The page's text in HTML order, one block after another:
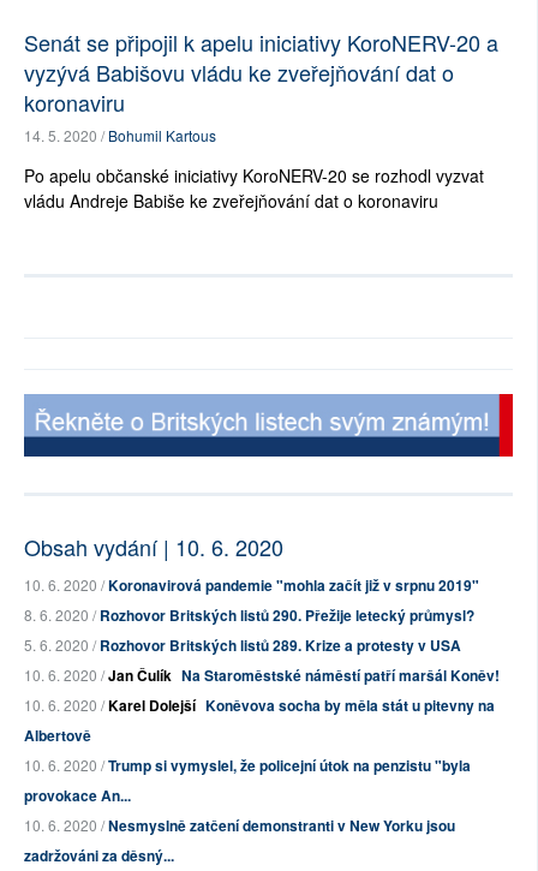
Senát se připojil k apelu iniciativy KoroNERV-20 a
vyzývá Babišovu vládu ke zveřejňování dat o
koronaviru
14. 5. 2020 /Bohumil Kartous
Po apelu občanské iniciativy KoroNERV-20 se rozhodl vyzvat
vládu Andreje Babiše ke zveřejňování dat o koronaviru
Obsah vydání | 10. 6. 2020
10. 6. 2020 /Koronavirová pandemie "mohla začít již v srpnu 2019"
8. 6. 2020 /Rozhovor Britských listů 290. Přežije letecký průmysl?
5. 6. 2020 /Rozhovor Britských listů 289. Krize a protesty v USA
10. 6. 2020 /Jan Čulík Na Staroměstské náměstí patří maršál Koněv!
10. 6. 2020 /Karel Dolejší Koněvova socha by měla stát u pitevny na
Albertově
10. 6. 2020 /Trump si vymyslel, že policejní útok na penzistu "byla
provokace An...
10. 6. 2020 /Nesmyslně zatčení demonstranti v New Yorku jsou
zadržováni za děsný...